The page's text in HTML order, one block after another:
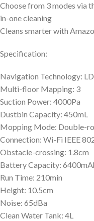
Choose from 3 modes via
in-one cleaning
Cleans smarter with
Specification:
Navigation Technology:
Multi-floor Mapping: 3
Suction Power: 4000Pa
Dustbin Capacity: 450mL
Mopping Mode: Double-
Connection: Wi-Fi IEEE
Obstacle-crossing: 1.8cm
Battery Capacity:
Run Time: 210min
Height: 10.5cm
Noise: 65dBa
Clean Water Tank: 4L